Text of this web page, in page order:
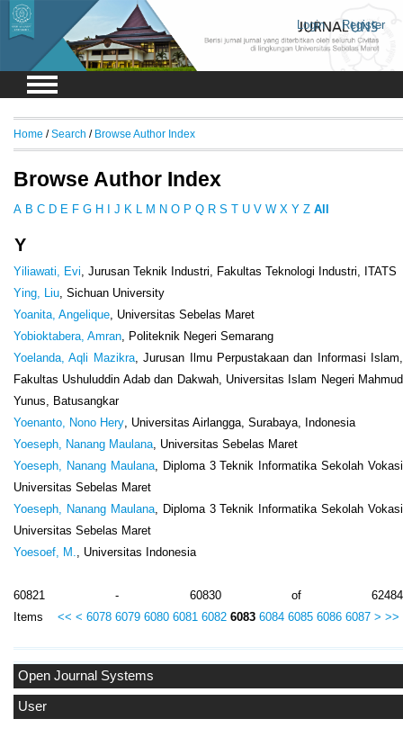
Login Register
Open Journal Systems
User
Home /Search / Browse Author Index
Browse Author Index
A B C D E F G H J K M N O P Q R S T U V W X Y Z All
Y
Yiliawati, Evi, Jurusan Teknik Industri, Fakultas Teknologi Industri, ITATS
Ying, Liu, Sichuan University
Yoanita, Angelique, Universitas Sebelas Maret
Yobioktabera, Amran, Politeknik Negeri Semarang
Yoelanda, Aqli Mazikra, Jurusan Ilmu Perpustakaan dan Informasi Islam,
Fakultas Ushuluddin Adab dan Dakwah, Universitas Islam Negeri Mahmud
Yunus, Batusangkar
Yoenanto, Nono Hery, Universitas Airlangga, Surabaya, Indonesia
Yoeseph, Nanang Maulana, Universitas Sebelas Maret
Yoeseph, Nanang Maulana, Diploma 3 Teknik Informatika Sekolah Vokasi
Universitas Sebelas Maret
Yoeseph, Nanang Maulana, Diploma 3 Teknik Informatika Sekolah Vokasi
Universitas Sebelas Maret
Yoesoef, M., Universitas Indonesia
60821 - 60830 of 62484
Items << < 6078 6079 6080 6081 6082 6083 6084 6085 6086 6087 > >>